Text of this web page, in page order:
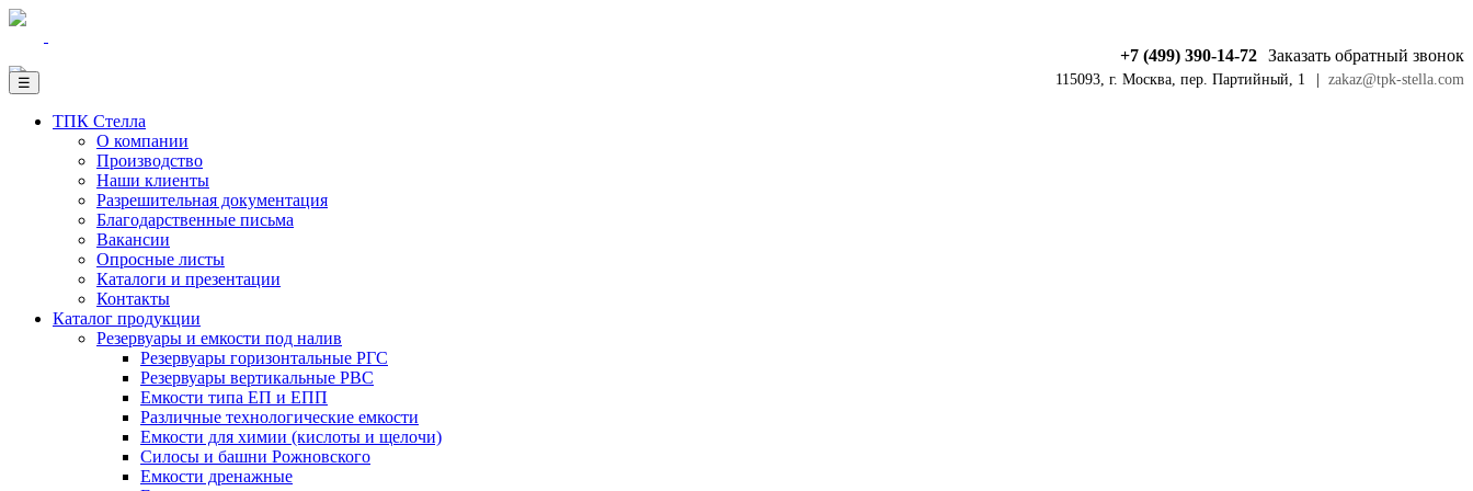
Заказать обратный звонок
+7 (499) 390-14-72
zakaz@tpk-stella.com
115093, г. Москва, пер. Партийный, 1
☰
ТПК Стелла
О компании
Производство
Наши клиенты
Разрешительная документация
Благодарственные письма
Вакансии
Опросные листы
Каталоги и презентации
Контакты
Каталог продукции
Резервуары и емкости под налив
Резервуары горизонтальные РГС
Резервуары вертикальные РВС
Емкости типа ЕП и ЕПП
Различные технологические емкости
Емкости для химии (кислоты и щелочи)
Силосы и башни Рожновского
Емкости дренажные